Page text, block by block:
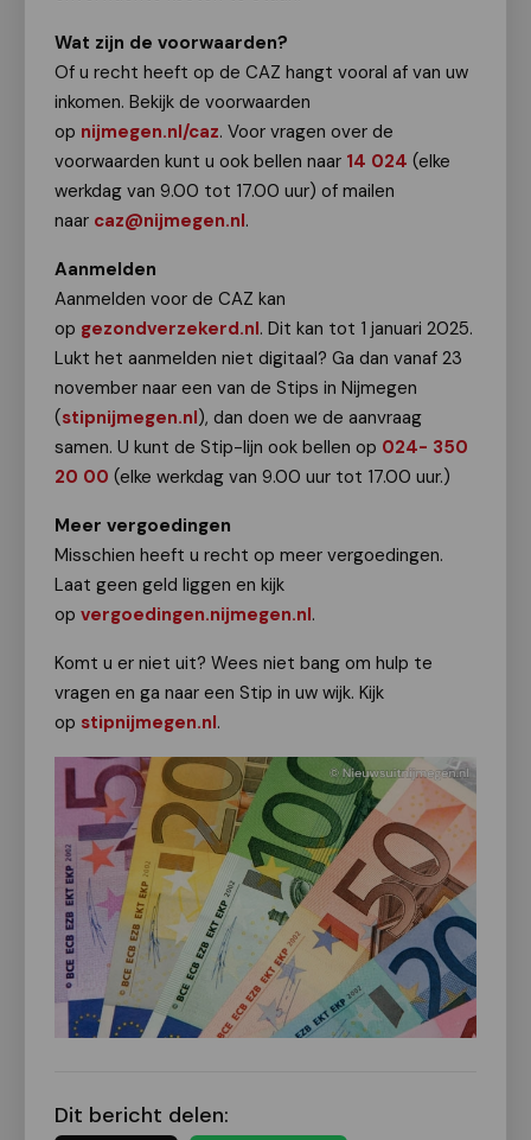
Wat zijn de voorwaarden?
Of u recht heeft op de CAZ hangt vooral af van uw
inkomen. Bekijk de voorwaarden
op nijmegen.nl/caz. Voor vragen over de
voorwaarden kunt u ook bellen naar 14 024 (elke
werkdag van 9.00 tot 17.00 uur) of mailen
naar caz@nijmegen.nl.
Aanmelden
Aanmelden voor de CAZ kan
op gezondverzekerd.nl. Dit kan tot 1 januari 2025.
Lukt het aanmelden niet digitaal? Ga dan vanaf 23
november naar een van de Stips in Nijmegen
(stipnijmegen.nl), dan doen we de aanvraag
samen. U kunt de Stip-lijn ook bellen op 024- 350
20 00 (elke werkdag van 9.00 uur tot 17.00 uur.)
Meer vergoedingen
Misschien heeft u recht op meer vergoedingen.
Laat geen geld liggen en kijk
op vergoedingen.nijmegen.nl.
Komt u er niet uit? Wees niet bang om hulp te
vragen en ga naar een Stip in uw wijk. Kijk
op stipnijmegen.nl.
Dit bericht delen: